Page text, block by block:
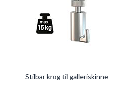
Stilbar krog til galleriskinne